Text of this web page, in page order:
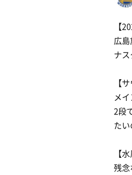
【
広
ナ
【
メ
2段
た
【
残